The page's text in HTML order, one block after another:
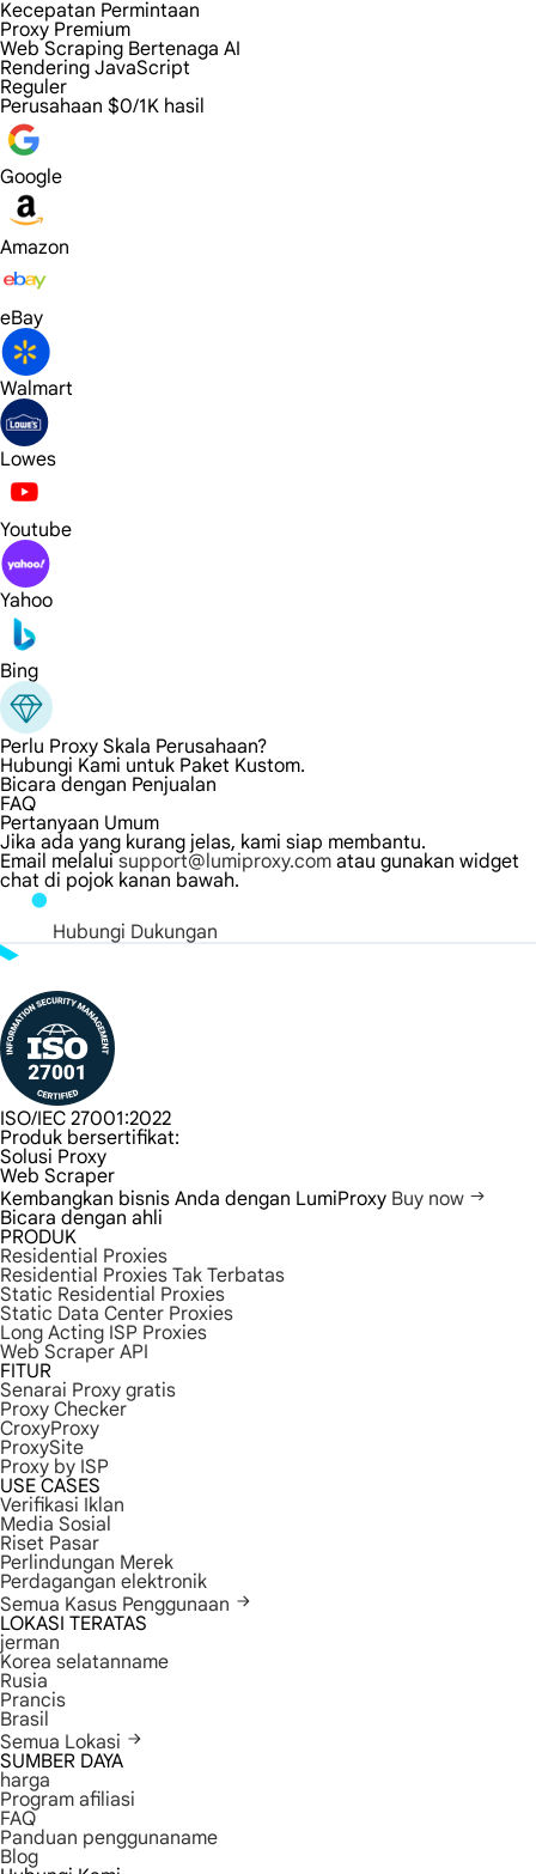
Kecepatan Permintaan
Proxy Premium
Web Scraping Bertenaga AI
Rendering JavaScript
Reguler
Perusahaan $0/1K hasil
Google
Amazon
eBay
Walmart
Lowes
Youtube
Yahoo
Bing
Perlu Proxy Skala Perusahaan?
Hubungi Kami untuk Paket Kustom.
Bicara dengan Penjualan
FAQ
Pertanyaan Umum
Jika ada yang kurang jelas, kami siap membantu.
Email melalui support@lumiproxy.com atau gunakan widget
chat di pojok kanan bawah.
Hubungi Dukungan
ISO/IEC 27001:2022
Produk bersertifikat:
Solusi Proxy
Web Scraper
Kembangkan bisnis Anda dengan LumiProxy Buy now
Bicara dengan ahli
PRODUK
Residential Proxies
Residential Proxies Tak Terbatas
Static Residential Proxies
Static Data Center Proxies
Long Acting ISP Proxies
Web Scraper API
FITUR
Senarai Proxy gratis
Proxy Checker
CroxyProxy
ProxySite
Proxy by ISP
USE CASES
Verifikasi Iklan
Media Sosial
Riset Pasar
Perlindungan Merek
Perdagangan elektronik
Semua Kasus Penggunaan
LOKASI TERATAS
jerman
Korea selatanname
Rusia
Prancis
Brasil
Semua Lokasi
SUMBER DAYA
harga
Program afiliasi
FAQ
Panduan penggunaname
Blog